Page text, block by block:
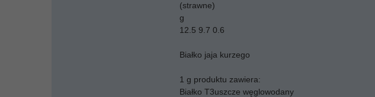
(strawne)
g
12.5 9.7 0.6
Białko jaja kurzego
1 g produktu zawiera:
Białko T3uszcze węglowodany